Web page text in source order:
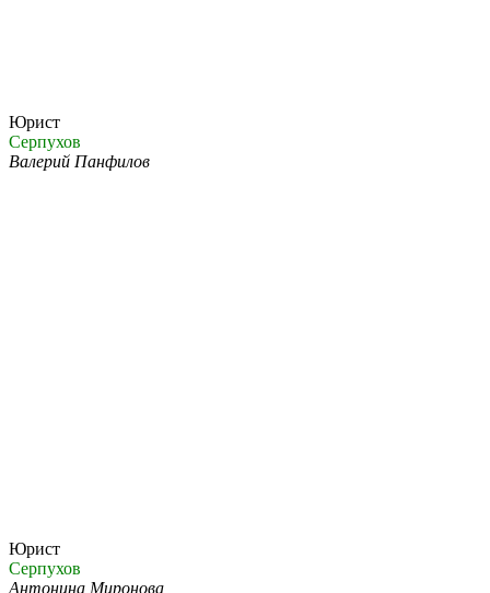
Юрист
Серпухов
Валерий Панфилов
Юрист
Серпухов
Антонина Миронова